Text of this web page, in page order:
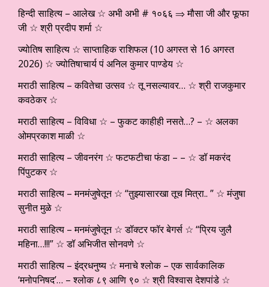
हिन्दी साहित्य – आलेख ☆ अभी अभी # १०६६ ⇒ मौसा जी और फूफा
जी ☆ श्री प्रदीप शर्मा ☆
ज्योतिष साहित्य ☆ साप्ताहिक राशिफल (10 अगस्त से 16 अगस्त
2026) ☆ ज्योतिषाचार्य पं अनिल कुमार पाण्डेय ☆
मराठी साहित्य – कवितेचा उत्सव ☆ तू नसल्यावर… ☆ श्री राजकुमार
कवठेकर ☆
मराठी साहित्य – विविधा ☆ – फुकट काहीही नसते…? – ☆ अलका
ओमप्रकाश माळी ☆
मराठी साहित्य – जीवनरंग ☆ फटफटीचा फंडा – – ☆ डॉ मकरंद
पिंपुटकर ☆
मराठी साहित्य – मनमंजुषेतून ☆ “तुझ्यासारखा तूच मित्रा.. ” ☆ मंजुषा
सुनीत मुळे ☆
मराठी साहित्य – मनमंजुषेतून ☆ डॉक्टर फॉर बेगर्स ☆ “प्रिय जुलै
महिना…!!!” ☆ डॉ अभिजीत सोनवणे ☆
मराठी साहित्य – इंद्रधनुष्य ☆ मनाचे श्लोक – एक सार्वकालिक
‘मनोपनिषद’… – श्लोक ८९ आणि ९० ☆ श्री विश्वास देशपांडे ☆